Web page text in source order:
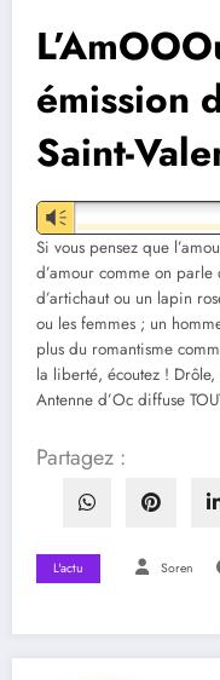
émission
Saint-
Vm
Si vous pensez que
d’amour comme on
d’artichaut ou un lapin
ou les femmes ; un
plus du romantisme
la liberté, écoutez !
Antenne d’Oc diffuse
Partagez :
L'actu Soren